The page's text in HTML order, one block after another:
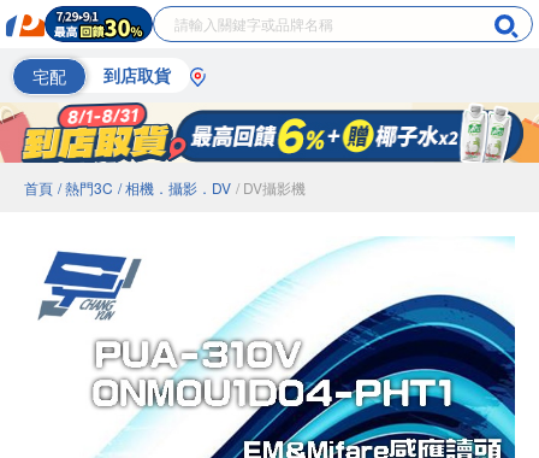
宅配 到店取貨
首頁 / 熱門3C / 相機．攝影．DV / DV攝影機